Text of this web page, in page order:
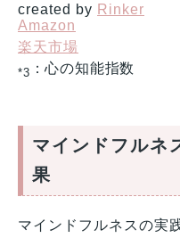
created by Rinker
Amazon
楽天市場
*3 ：心の知能指数
マインドフルネ
果
マインドフルネスの実